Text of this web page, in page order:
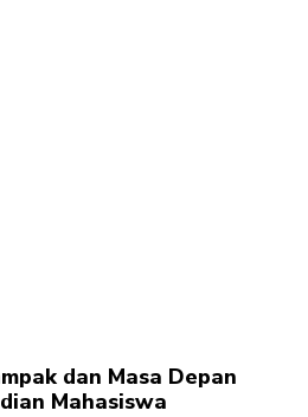
dan Masa Depan
Mahasiswa